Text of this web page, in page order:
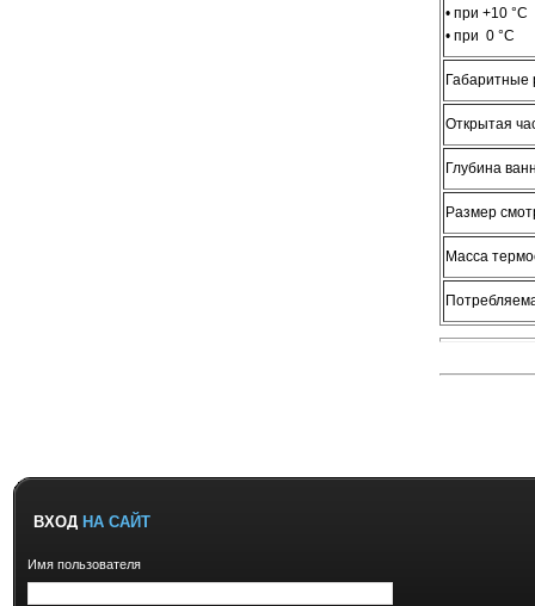
• при +10 °C
• при 0 °C
Габаритные
Открытая
Глубина
Размер
Масса
ВХОД НА САЙТ
Имя пользователя